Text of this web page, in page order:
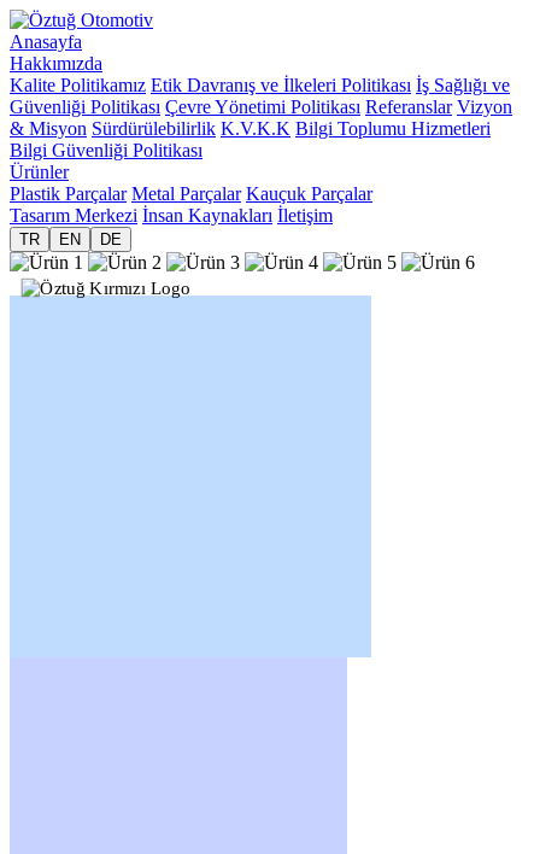
Anasayfa
Hakkımızda
Kalite Politikamız Etik Davranış ve İlkeleri Politikası İş Sağlığı ve
Güvenliği Politikası Çevre Yönetimi Politikası Referanslar Vizyon
& Misyon Sürdürülebilirlik K.V.K.K Bilgi Toplumu Hizmetleri
Bilgi Güvenliği Politikası
Ürünler
Plastik Parçalar Metal Parçalar Kauçuk Parçalar
Tasarım Merkezi İnsan Kaynakları İletişim
TR EN DE